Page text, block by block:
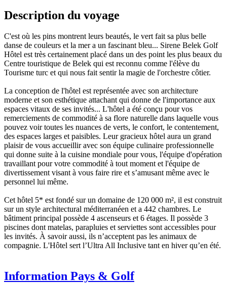
Description du voyage
C'est où les pins montrent leurs beautés, le vert fait sa plus belle
danse de couleurs et la mer a un fascinant bleu... Sirene Belek Golf
Hôtel est très certainement placé dans un des point les plus beaux du
Centre touristique de Belek qui est reconnu comme l'élève du
Tourisme turc et qui nous fait sentir la magie de l'orchestre côtier.
La conception de l'hôtel est représentée avec son architecture
moderne et son esthétique attachant qui donne de l'importance aux
espaces vitaux de ses invités... L'hôtel a été conçu pour vos
remerciements de commodité à sa flore naturelle dans laquelle vous
pouvez voir toutes les nuances de verts, le confort, le contentement,
des espaces larges et paisibles. Leur gracieux hôtel aura un grand
plaisir de vous accueillir avec son équipe culinaire professionnelle
qui donne suite à la cuisine mondiale pour vous, l'équipe d'opération
travaillant pour votre commodité à tout moment et l'équipe de
divertissement visant à vous faire rire et s’amusant même avec le
personnel lui même.
Cet hôtel 5* est fondé sur un domaine de 120 000 m², il est construit
sur un style architectural méditerranéen et a 442 chambres. Le
bâtiment principal possède 4 ascenseurs et 6 étages. Il possède 3
piscines dont matelas, parapluies et serviettes sont accessibles pour
les invités. À savoir aussi, ils n’acceptent pas les animaux de
compagnie. L'Hôtel sert l’Ultra All Inclusive tant en hiver qu’en été.
Information Pays & Golf